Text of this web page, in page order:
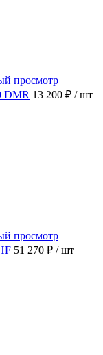
просмотр
DMR 13 200 ₽ / шт
просмотр
51 270 ₽ / шт